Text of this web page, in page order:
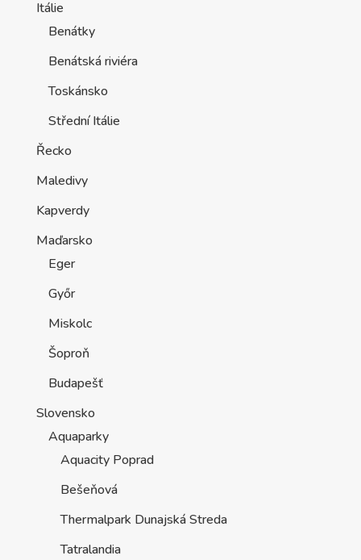
Itálie
Benátky
Benátská riviéra
Toskánsko
Střední Itálie
Řecko
Maledivy
Kapverdy
Maďarsko
Eger
Győr
Miskolc
Šoproň
Budapešť
Slovensko
Aquaparky
Aquacity Poprad
Bešeňová
Thermalpark Dunajská Streda
Tatralandia